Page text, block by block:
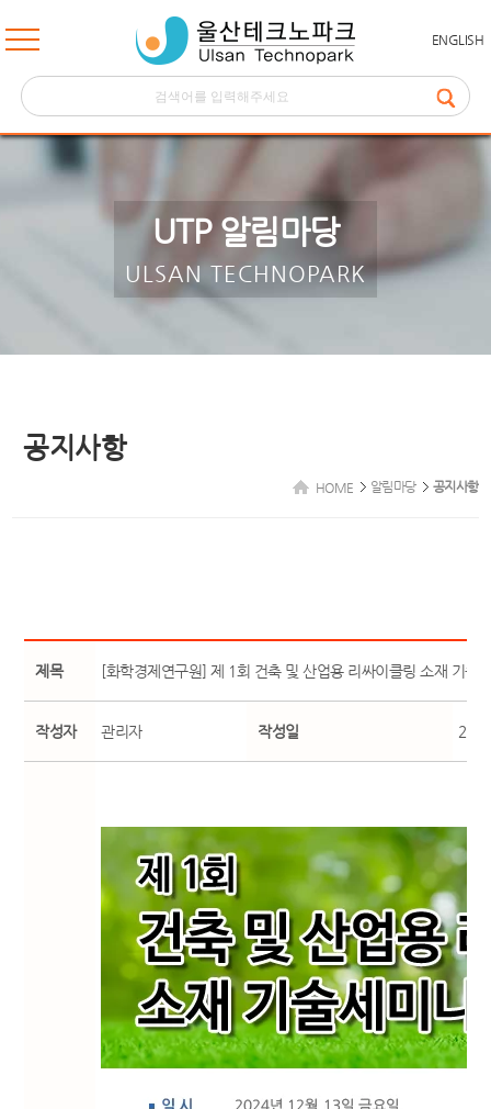
ENGLISH
UTP 알림마당
ULSAN TECHNOPARK
공지사항
HOME 알림마당 공지사항
제목 [화학경제연구원] 제 1회 건축 및 산업용 리싸이클링 소재 기술
작성자 관리자 작성일 24-